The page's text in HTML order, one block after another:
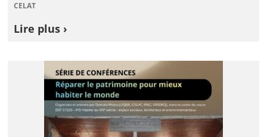
CELAT
Lire plus ›